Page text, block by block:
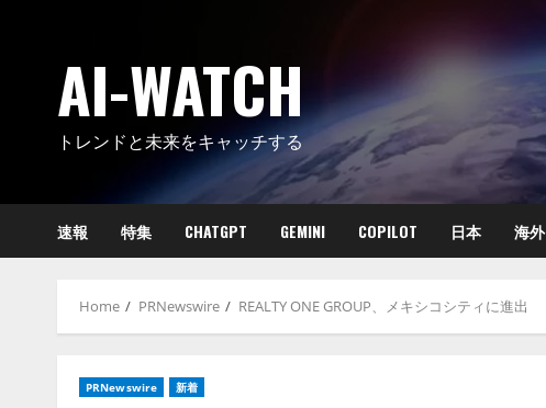
AI-WATCH
トレンドと未来をキャッチする
速報 特集 CHATGPT GEMINI COPILOT 日本 海外
Home PRNewswire REALTY ONE GROUP、メキシコシティに進出
PRNewswire 新着